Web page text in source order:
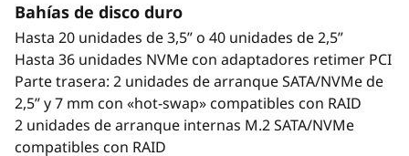
proporcionar el máximo rendimiento. Con una
plataforma con elevada densidad de GPU,
velocidad gracias a la gran cantidad de
memoria DDR5 y mayor número de carriles de
E/S para optimizar las velocidades de
transferencia de datos, el SR650 V3 es ideal
para cargas de trabajo complejas. Añade el
Bahías de disco duro
Hasta 20 unidades de 3,5” o 40 unidades de 2,5”
Hasta 36 unidades NVMe con adaptadores retimer PCI
Parte trasera: 2 unidades de arranque SATA/NVMe de
2,5” y 7 mm con «hot-swap» compatibles con RAID
2 unidades de arranque internas M.2 SATA/NVMe
compatibles con RAID